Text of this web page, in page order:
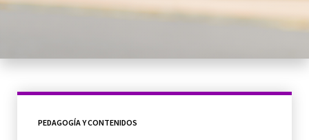
PEDAGOGÍA Y CONTENIDOS